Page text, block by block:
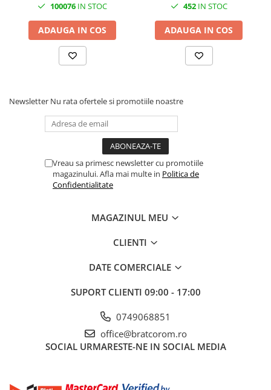
Hamace si leagane
Lampi solare
Mobilier gradina
Mufe si conectori irigare
Panouri si elemente gard
Pavaje si borduri
Programatoare stropire
Umbrele si pavilioane gradina
Balsam de rufe profesional
Detergenti de vase profesionali
Pentru masini de spalat si polish
Pentru spalare manuala
100076 IN STOC
ADAUGA IN COS
452IN STOC
ADAUGA IN COS
Newsletter Nu rata ofertele si promotiile noastre
Vreau sa primesc newsletter cu promotiile
magazinului. Afla mai multe in Politica de
Confidentialitate
MAGAZINUL MEU
CLIENTI
DATE COMERCIALE
SUPORT CLIENTI 09:00 - 17:00
0749068851
office@bratcorom.ro
SOCIAL URMARESTE-NE IN SOCIAL MEDIA